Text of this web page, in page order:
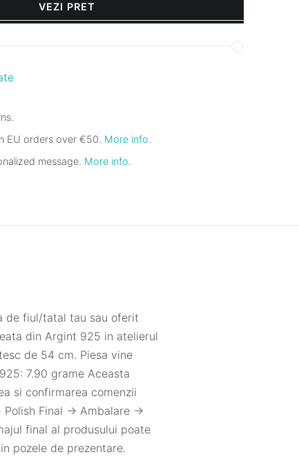
VEZI PRET
EU orders over €50. More info.
message. More info.
de fiul/tatal tau sau oferit
din Argint 925 in atelierul
de 54 cm. Piesa vine
7.90 grame Aceasta
si confirmarea comenzii
Final -> Ambalare ->
final al produsului poate
pozele de prezentare.